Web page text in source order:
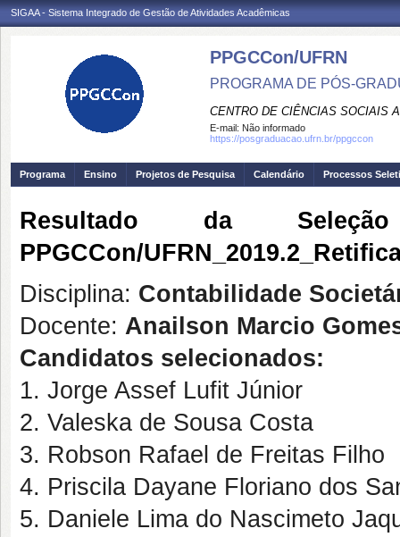
SIGAA - Sistema Integrado de Gestão de Atividades Acadêmicas
PPGCCon/UFRN
PROGRAMA DE PÓS-
CENTRO DE CIÊNCIAS SOCIAIS
E-mail: Não informado
https://posgraduacao.ufrn.br/ppgccon
Programa Ensino Projetos de Pesquisa Calendário Processos
Resultado da
PPGCCon/
Disciplina: Contabilidade
Docente: Anailson Marcio
Candidatos selecionados:
1. Jorge Assef Lufit Júnior
2. Valeska de Sousa Costa
3. Robson Rafael de Freitas Filho
4. Priscila Dayane Floriano dos
5. Daniele Lima do Nascimeto